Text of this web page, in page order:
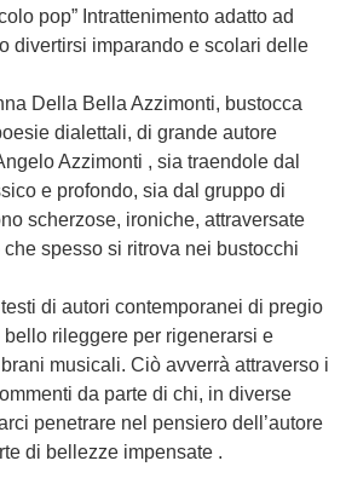
pop” Intrattenimento adatto ad
divertirsi imparando e scolari delle
Della Bella Azzimonti, bustocca
dialettali, di grande autore
Azzimonti , sia traendole dal
e profondo, sia dal gruppo di
scherzose, ironiche, attraversate
spesso si ritrova nei bustocchi
testi di autori contemporanei di pregio
rileggere per rigenerarsi e
musicali. Ciò avverrà attraverso i
da parte di chi, in diverse
penetrare nel pensiero dell’autore
di bellezze impensate .